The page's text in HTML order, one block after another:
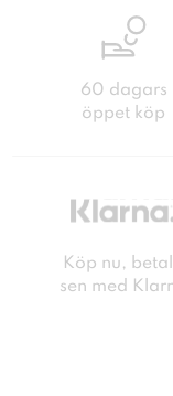
60 dagars
öppet köp
Köp nu,
sen med